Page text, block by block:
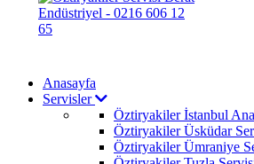
Anasayfa
Servisler
Öztiryakiler İstanbul
Öztiryakiler Üsküdar
Öztiryakiler Ümraniye